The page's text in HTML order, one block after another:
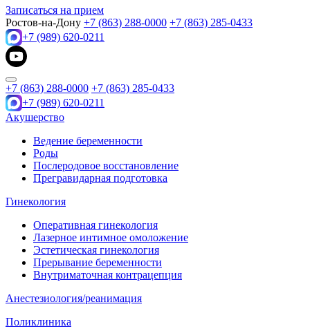
Записаться на прием
Ростов-на-Дону +7 (863) 288-0000 +7 (863) 285-0433
+7 (989) 620-0211
+7 (863) 288-0000 +7 (863) 285-0433
+7 (989) 620-0211
Акушерство
Ведение беременности
Роды
Послеродовое восстановление
Прегравидарная подготовка
Гинекология
Оперативная гинекология
Лазерное интимное омоложение
Эстетическая гинекология
Прерывание беременности
Внутриматочная контрацепция
Анестезиология/реанимация
Поликлиника